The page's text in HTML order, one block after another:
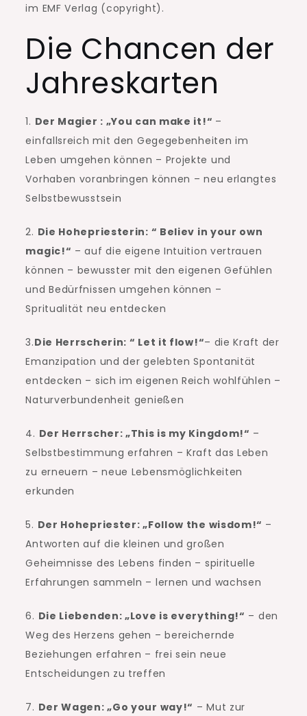
im EMF Verlag (copyright).
Die Chancen der
Jahreskarten
1. Der Magier : „You can make it!“ –
einfallsreich mit den Gegegebenheiten im
Leben umgehen können – Projekte und
Vorhaben voranbringen können – neu erlangtes
Selbstbewusstsein
2. Die Hohepriesterin: “ Believ in your own
magic!“ – auf die eigene Intuition vertrauen
können – bewusster mit den eigenen Gefühlen
und Bedürfnissen umgehen können –
Spritualität neu entdecken
3.Die Herrscherin: “ Let it flow!“– die Kraft der
Emanzipation und der gelebten Spontanität
entdecken – sich im eigenen Reich wohlfühlen –
Naturverbundenheit genießen
4. Der Herrscher: „This is my Kingdom!“ –
Selbstbestimmung erfahren – Kraft das Leben
zu erneuern – neue Lebensmöglichkeiten
erkunden
5. Der Hohepriester: „Follow the wisdom!“ –
Antworten auf die kleinen und großen
Geheimnisse des Lebens finden – spirituelle
Erfahrungen sammeln – lernen und wachsen
6. Die Liebenden: „Love is everything!“ – den
Weg des Herzens gehen – bereichernde
Beziehungen erfahren – frei sein neue
Entscheidungen zu treffen
7. Der Wagen: „Go your way!“ – Mut zur